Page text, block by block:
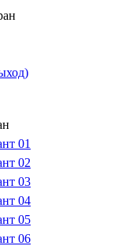
01
02
03
04
05
06